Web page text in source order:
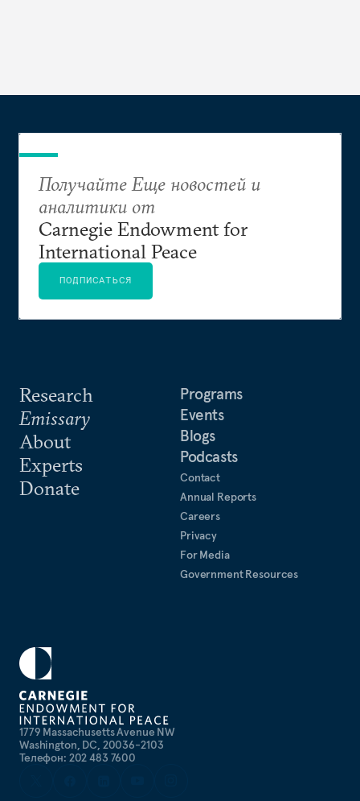
1779 Massachusetts Avenue NW
Washington, DC, 20036-2103
Телефон: 202 483 7600
Research
Emissary
About
Experts
Donate
Programs
Events
Blogs
Podcasts
Contact
Annual Reports
Careers
Privacy
For Media
Government Resources
Получайте Еще новостей и
аналитики от
Carnegie Endowment for
International Peace
ПОДПИСАТЬСЯ